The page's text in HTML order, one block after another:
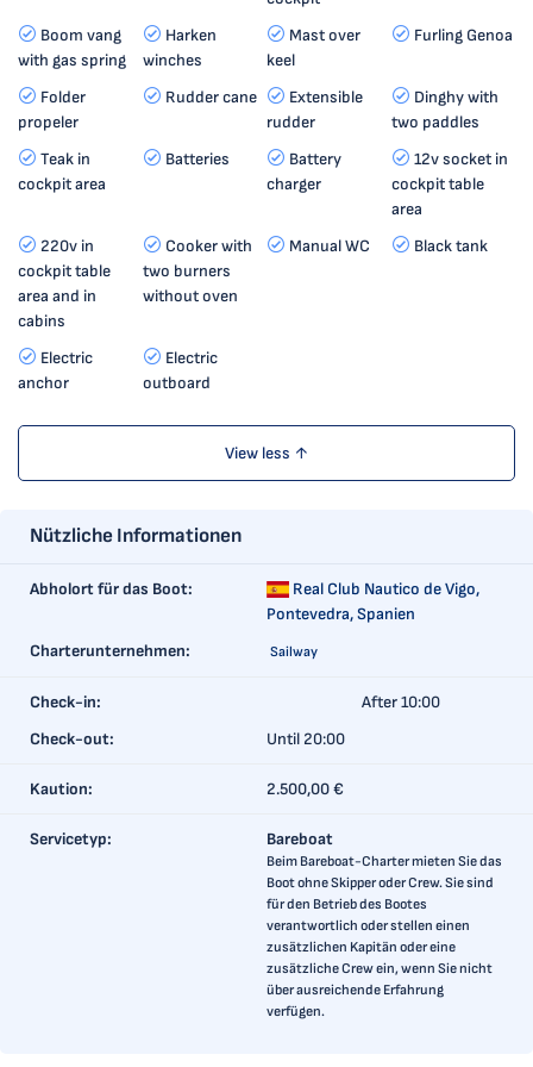
Boom vang
with gas spring
Harken
winches
Mast over
keel
Furling Genoa
Folder
propeler
Rudder cane
Extensible
rudder
Dinghy with
two paddles
Teak in
cockpit area
Batteries
Battery
charger
12v socket in
cockpit table
area
220v in
cockpit table
area and in
cabins
Cooker with
two burners
without oven
Manual WC Black tank
Electric
anchor
Electric
outboard
View less ↑
Nützliche Informationen
Abholort für das Boot:
Real Club Nautico de Vigo,
Pontevedra, Spanien
Charterunternehmen:
Sailway
Check-in:
After 10:00
Check-out:
Until 20:00
Kaution: 2.500,00 €
Servicetyp: Bareboat
Beim Bareboat-Charter mieten Sie das
Boot ohne Skipper oder Crew. Sie sind
für den Betrieb des Bootes
verantwortlich oder stellen einen
zusätzlichen Kapitän oder eine
zusätzliche Crew ein, wenn Sie nicht
über ausreichende Erfahrung
verfügen.